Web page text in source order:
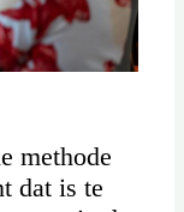
methode
dat is te